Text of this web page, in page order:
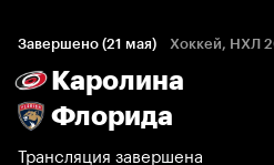
Завершено (21 мая) Хоккей, НХЛ
Каролина
Флорида
Трансляция завершена